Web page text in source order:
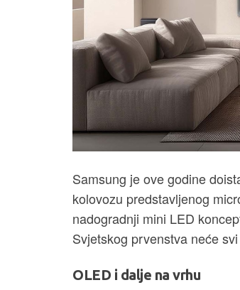
Samsung je ove godine
kolovozu predstavljenog
nadogradnji mini LED
Svjetskog prvenstva neće
OLED i dalje na vrhu